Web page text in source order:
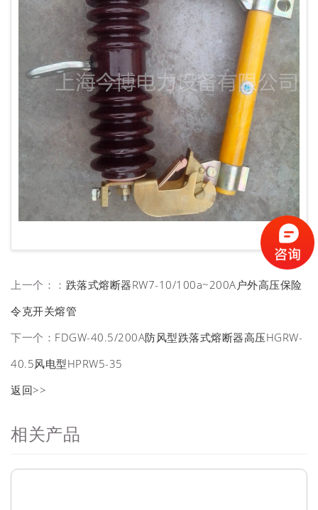
上一个：： 跌落式熔断器RW7-10/100a~200A户外高压保险
令克开关熔管
下一个： FDGW-40.5/200A防风型跌落式熔断器高压HGRW-
40.5风电型HPRW5-35
返回>>
相关产品